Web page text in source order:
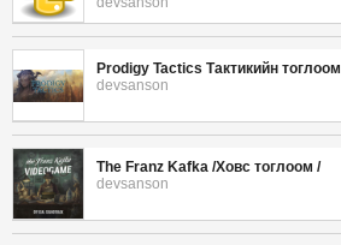
Prodigy Tactics Тактикийн тоглоом
devsanson
The Franz Kafka /Ховс тоглоом /
devsanson